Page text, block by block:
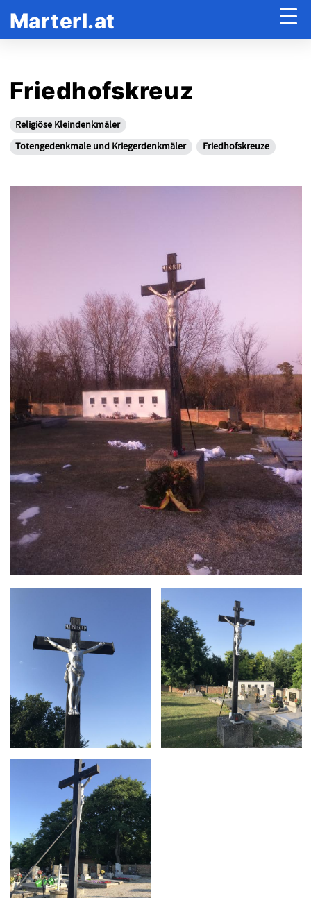
Marterl.at
Friedhofskreuz
Religiöse Kleindenkmäler
Totengedenkmale und Kriegerdenkmäler
Friedhofskreuze